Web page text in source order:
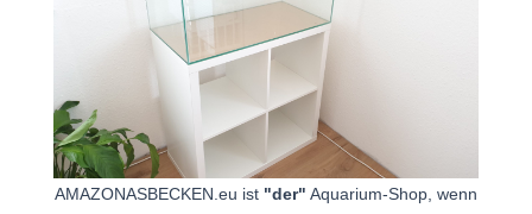
AMAZONASBECKEN.eu ist "der" Aquarium-Shop, wenn